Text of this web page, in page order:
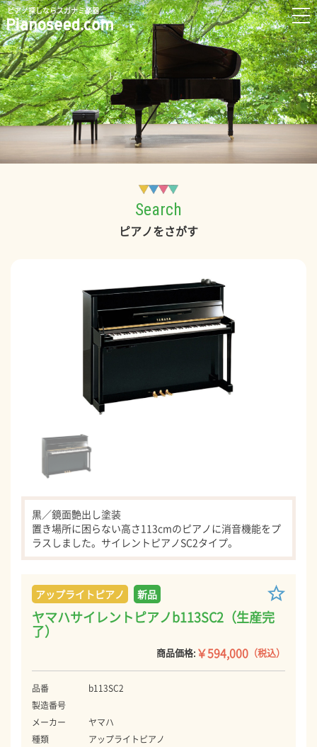
ピアノ探しならスガナミ楽器
Search
ピアノをさがす
黒／鏡面艶出し塗装
置き場所に困らない高さ113cmのピアノに消音機能をプ
ラスしました。サイレントピアノSC2タイプ。
アップライトピアノ 新品
ヤマハサイレントピアノb113SC2（生産完
了）
商品価格: ￥594,000 （税込）
品番
b113SC2
製造番号
メーカー
ヤマハ
種類
アップライトピアノ